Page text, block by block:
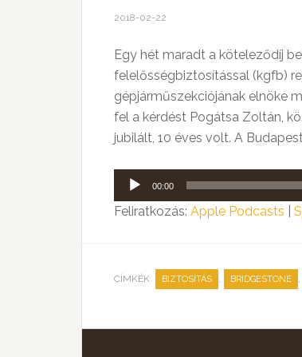
2018-02-22
Egy hét maradt a köteleződíj
felelősségbiztosítással (kgfb)
gépjárműszekciójának elnöke
fel a kérdést Pogátsa Zoltán,
jubilált, 10 éves volt. A
Audió
lejátszó
00:00
Feliratkozás: Apple Podcasts
CÍMKÉK: BIZTOSÍTÁS , BRIDGESTONE ,